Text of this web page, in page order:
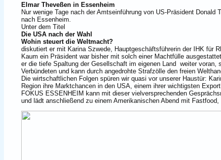
Elmar Theveßen in Essenheim
Nur wenige Tage nach der Amtseinführung von US-Präsident
nach Essenheim.
Unter dem Titel
Die USA nach der Wahl
Wohin steuert die Weltmacht?
diskutiert er mit Karina Szwede, Hauptgeschäftsführerin der IHK für
Kaum ein Präsident war bisher mit solch einer Machtfülle
er die tiefe Spaltung der Gesellschaft im eigenen Land weiter voran,
Verbündeten und kann durch angedrohte Strafzölle den freien
Die wirtschaftlichen Folgen spüren wir quasi vor unserer Haustür:
Region ihre Marktchancen in den USA, einem ihrer wichtigsten
FOKUS ESSENHEIM kann mit dieser vielversprechenden
und lädt anschließend zu einem Amerikanischen Abend mit